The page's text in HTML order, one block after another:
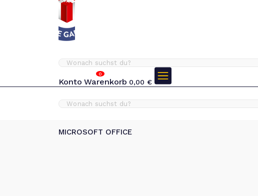
Konto
0
Warenkorb 0,00 €
MICROSOFT OFFICE